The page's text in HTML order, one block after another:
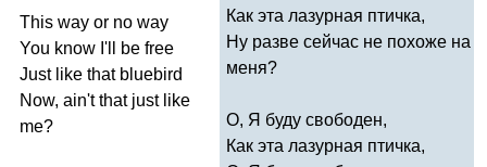
This way or no way
You know I'll be free
Just like that bluebird
Now, ain't that just like
me?
Как эта лазурная птичка,
Ну разве сейчас не похоже на
меня?
О, Я буду свободен,
Как эта лазурная птичка,